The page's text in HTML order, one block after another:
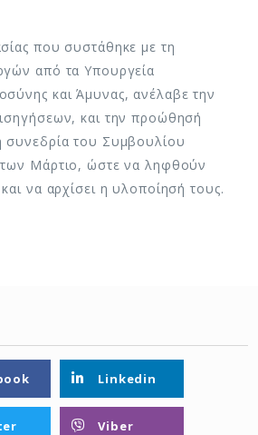
που συστάθηκε με τη
από τα Υπουργεία
και Άμυνας, ανέλαβε την
και την προώθησή
συνεδρία του Συμβουλίου
των Μάρτιο, ώστε να ληφθούν
να αρχίσει η υλοποίησή τους.
Linkedin
Viber